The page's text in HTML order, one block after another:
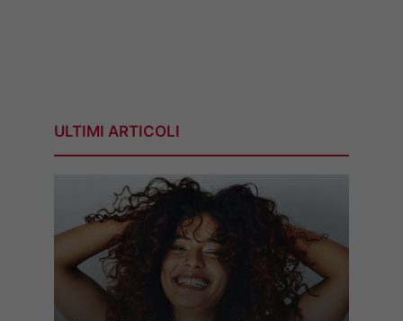
ULTIMI ARTICOLI